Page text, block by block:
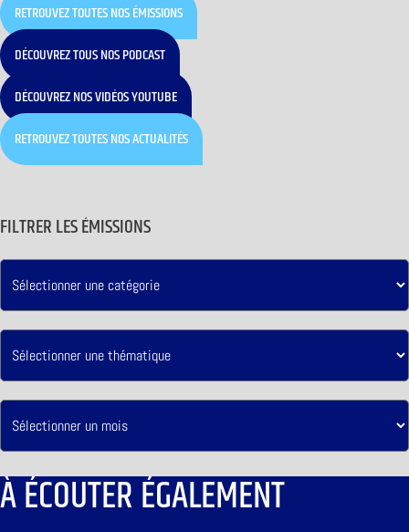
RETROUVEZ TOUTES NOS ÉMISSIONS
DÉCOUVREZ TOUS NOS PODCAST
DÉCOUVREZ NOS VIDÉOS YOUTUBE
RETROUVEZ TOUTES NOS ACTUALITÉS
FILTRER LES ÉMISSIONS
À ÉCOUTER ÉGALEMENT